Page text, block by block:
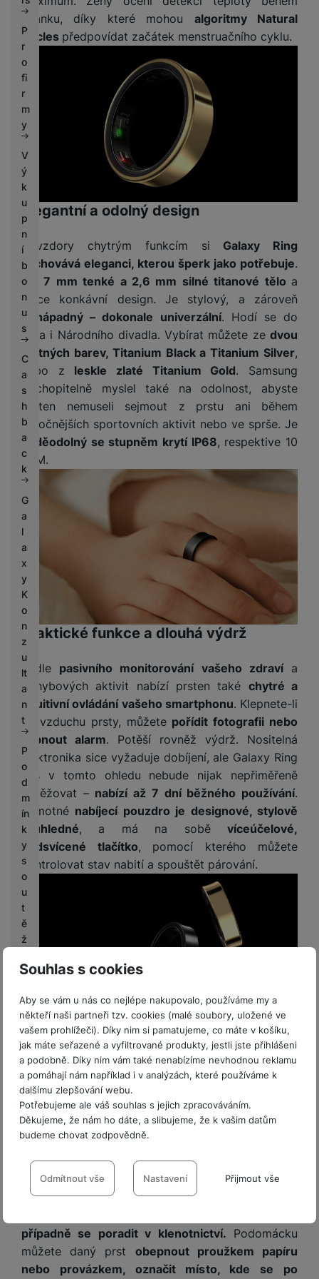
Souhlas s cookies
Aby se vám u nás co nejlépe nakupovalo, používáme my a
někteří naši partneři tzv. cookies (malé soubory, uložené ve
vašem prohlížeči). Díky nim si pamatujeme, co máte v košíku,
jak máte seřazené a vyfiltrované produkty, jestli jste přihlášeni
a podobně. Díky nim vám také nenabízíme nevhodnou reklamu
a pomáhají nám například i v analýzách, které používáme k
dalšímu zlepšování webu.
Potřebujeme ale váš souhlas s jejich zpracováváním.
Děkujeme, že nám ho dáte, a slibujeme, že k vašim datům
budeme chovat zodpovědně.
Nastavení souhlasů s kategoriemi
cookies
VŽDY AKTIVNÍ
Technické cookies umožňují váš průchod nákupním košíkem,
porovnávání produktů a další nezbytné funkce.
Preferenční a rozšířené funkce
Preferenční a rozšířené funkce-abyste nemuseli vše
Odmítnout vše Nastavení Přijmout vše
P
r
o
fi
r
m
y
V
ý
k
u
p
n
í
b
o
n
u
s
C
a
s
h
b
a
c
k
G
a
l
a
x
y
K
o
n
z
u
lt
a
n
t
P
o
d
m
ín
k
y
s
o
u
t
ě
ž
B
Y
&
F
L
Y
spánku, díky které mohou algoritmy Natural
Cycles předpovídat začátek menstruačního cyklu.
Elegantní a odolný design
Navzdory chytrým funkcím si Galaxy Ring
zachovává eleganci, kterou šperk jako potřebuje.
Má7 mm tenké a 2,6 mm silné titanové tělo a
lehce konkávní design. Je stylový, a zároveň
nenápadný – dokonale univerzální. Hodí se do
fitka i Národního divadla. Vybírat můžete ze dvou
matných barev, Titanium Black a Titanium Silver,
nebo z leskle zlaté Titanium Gold. Samsung
pochopitelně myslel také na odolnost, abyste
prsten nemuseli sejmout z prstu ani během
náročnějších sportovních aktivit nebo ve sprše. Je
voděodolný se stupněm krytí IP68, respektive 10
ATM.
Praktické funkce a dlouhá výdrž
Vedle pasivního monitorování vašeho zdraví a
pohybových aktivit nabízí prsten také chytré a
intuitivní ovládání vašeho smartphonu. Klepnete-li
ve vzduchu prsty, můžete pořídit fotografii nebo
vypnout alarm. Potěší rovněž výdrž. Nositelná
elektronika sice vyžaduje dobíjení, ale Galaxy Ring
vás v tomto ohledu nebude nijak nepřiměřeně
obtěžovat – nabízí až 7 dní běžného používání.
Samotné nabíjecí pouzdro je designové, stylově
průhledné, a má na sobě víceúčelové,
podsvícené tlačítko, pomocí kterého můžete
kontrolovat stav nabití a spouštět párování.
Jakou velikost prstenu zvolit?
Každý prsten vámmusí dobře sedět – jak klasický
šperk, tak chytrý doplněk, jakým je Galaxy Ring. U
toho jeobzvlášť důležité, aby vám padnul dost
těsně, protožejedině tak budou jeho senzory
moci měřit přesně
sklouzne z prstu). Na druhou stranu nesmí být
žádný prsten příliš upnutý; to by bylo nekomfortní
i nebezpečné.Správnou velikost můžete zjistit
případně se poradit v klenotnictví. Podomácku
můžete daný prst obepnout proužkem papíru
nebo provázkem, označit místo, kde se po